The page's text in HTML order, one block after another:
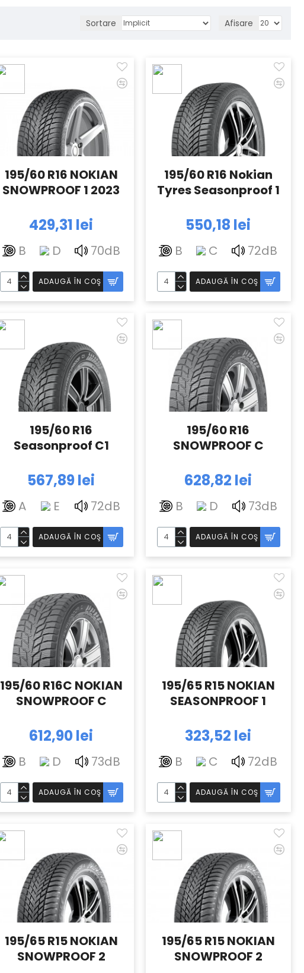
Sortare Afisare
195/60 R16 NOKIAN
SNOWPROOF 1 2023
429,31 lei
B D 70dB
ADAUGĂ ÎN COŞ
195/60 R16 Nokian
Tyres Seasonproof 1
550,18 lei
B C 72dB
ADAUGĂ ÎN COŞ
195/60 R16
Seasonproof C1
567,89 lei
A E 72dB
ADAUGĂ ÎN COŞ
195/60 R16
SNOWPROOF C
628,82 lei
B D 73dB
ADAUGĂ ÎN COŞ
195/60 R16C NOKIAN
SNOWPROOF C
612,90 lei
B D 73dB
ADAUGĂ ÎN COŞ
195/65 R15 NOKIAN
SEASONPROOF 1
323,52 lei
B C 72dB
ADAUGĂ ÎN COŞ
195/65 R15 NOKIAN
SNOWPROOF 2
195/65 R15 NOKIAN
SNOWPROOF 2